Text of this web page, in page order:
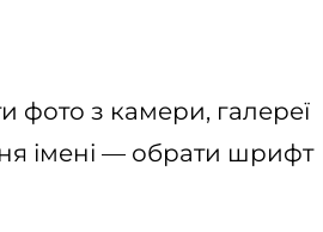
фото з камери, галереї
імені — обрати шрифт